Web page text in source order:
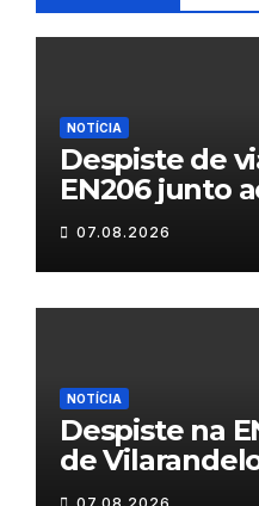
NOTÍCIA
Despiste de
EN206 junto
Fornos do
07.08.2026
NOTÍCIA
Despiste na
de